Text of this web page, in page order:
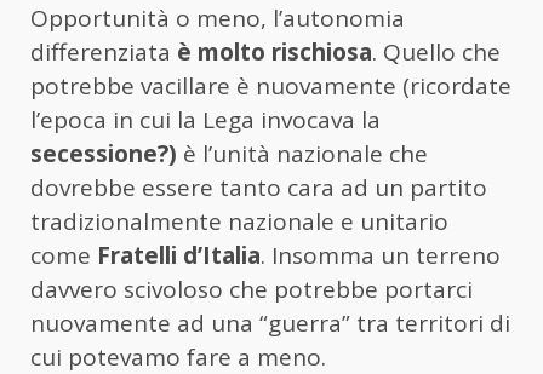
Opportunità o meno, l’autonomia
differenziata è molto rischiosa. Quello che
potrebbe vacillare è nuovamente (ricordate
l’epoca in cui la Lega invocava la
secessione?) è l’unità nazionale che
dovrebbe essere tanto cara ad un partito
tradizionalmente nazionale e unitario
come Fratelli d’Italia. Insomma un terreno
davvero scivoloso che potrebbe portarci
nuovamente ad una “guerra” tra territori di
cui potevamo fare a meno.